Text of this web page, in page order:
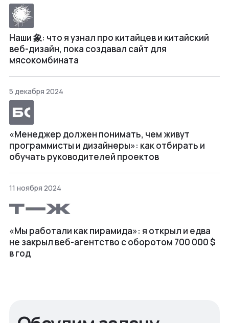
Наши 象: что я узнал про китайцев и китайский
веб-дизайн, пока создавал сайт для
мясокомбината
5 декабря 2024
«Менеджер должен понимать, чем живут
программисты и дизайнеры»: как отбирать и
обучать руководителей проектов
11 ноября 2024
«Мы работали как пирамида»: я открыл и едва
не закрыл веб⁠-⁠агентство с оборотом 700 000 $
в год